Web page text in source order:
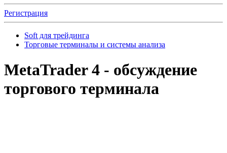
Регистрация
Soft для трейдинга
Торговые терминалы и системы анализа
MetaTrader 4 - обсуждение
торгового терминала